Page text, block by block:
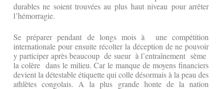
durables ne soient trouvées au plus haut niveau pour arrêter
l’hémorragie.
Se préparer pendant de longs mois à une compétition
internationale pour ensuite récolter la déception de ne pouvoir
y participer après beaucoup de sueur à l’entraînement sème
la colère dans le milieu. Car le manque de moyens financiers
devient la détestable étiquette qui colle désormais à la peau des
athlètes congolais. A la plus grande honte de la nation